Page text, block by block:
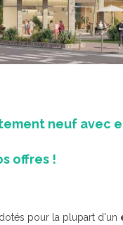
neuf avec
offres !
dotés pour la plupart d'un